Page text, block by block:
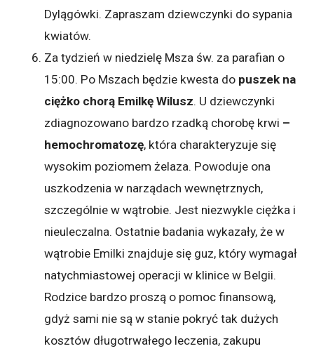
Dylągówki. Zapraszam dziewczynki do sypania
kwiatów.
Za tydzień w niedzielę Msza św. za parafian o
15:00. Po Mszach będzie kwesta do puszek na
ciężko chorą Emilkę Wilusz. U dziewczynki
zdiagnozowano bardzo rzadką chorobę krwi –
hemochromatozę, która charakteryzuje się
wysokim poziomem żelaza. Powoduje ona
uszkodzenia w narządach wewnętrznych,
szczególnie w wątrobie. Jest niezwykle ciężka i
nieuleczalna. Ostatnie badania wykazały, że w
wątrobie Emilki znajduje się guz, który wymagał
natychmiastowej operacji w klinice w Belgii.
Rodzice bardzo proszą o pomoc finansową,
gdyż sami nie są w stanie pokryć tak dużych
kosztów długotrwałego leczenia, zakupu